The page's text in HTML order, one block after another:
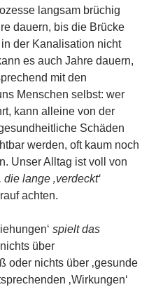
langsam brüchig
dauern, bis die Brücke
der Kanalisation nicht
es auch Jahre dauern,
mit den
Menschen selbst: wer
kann alleine von der
Schäden
werden, oft kaum noch
Unser Alltag ist voll von
lange ‚verdeckt‘
achten.
spielt das
über
oder nichts über ‚gesunde
‚Wirkungen‘